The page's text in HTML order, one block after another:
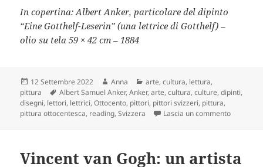
In copertina: Albert Anker, particolare del dipinto
“Eine Gotthelf-Leserin” (una lettrice di Gotthelf) –
olio su tela 59 × 42 cm – 1884
Scritto
il
12 Settembre 2022 Autore
Anna Categorie
arte,cultura, lettura,
pittura
Tag
Albert Samuel Anker,Anker,arte,cultura,culture,dipinti,
disegni, lettori, lettrici,Ottocento, pittori, pittori svizzeri, pittura,
pittura ottocentesca, reading,Svizzera Lascia un commentosu Albert
Vincent van Gogh: un artista